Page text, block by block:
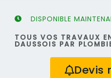
DISPONIBLE
TOUS VOS TRAVAUX
DAUSSOIS PAR
Devis